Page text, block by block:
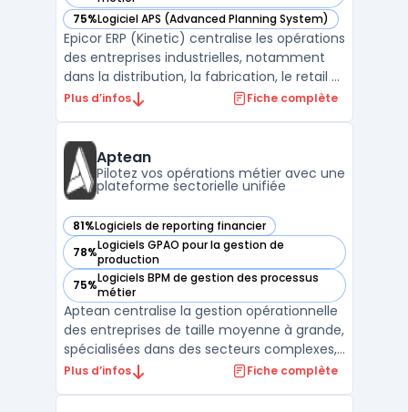
75%Logiciel APS (Advanced Planning System)
— voir Epicor ERP (Kinetic) dans cette catégorie
Epicor ERP (Kinetic) centralise les opérations
des entreprises industrielles, notamment
dans la distribution, la fabrication, le retail et
les matériaux de construction. Le logiciel
accès direct à des reportings ER ...
Plus d’infos Fiche complète
Aptean
Pilotez vos opérations métier avec une
plateforme sectorielle unifiée
81%Logiciels de reporting financier
— voir Aptean dans cette catégorie
78%Logiciels GPAO pour la gestion de
production
— voir Aptean dans cette catégorie
75%Logiciels BPM de gestion des processus
métier
— voir Aptean dans cette catégorie
Aptean centralise la gestion opérationnelle
des entreprises de taille moyenne à grande,
spécialisées dans des secteurs complexes,
en connectant la plateforme logicielle
Plus d’infos Fiche complète